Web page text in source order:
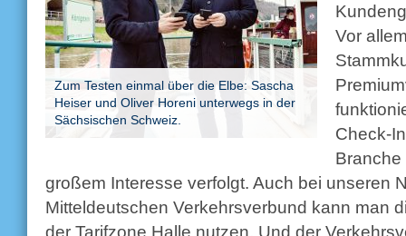
Zum Testen einmal über die Elbe: Sascha
Heiser und Oliver Horeni unterwegs in der
Sächsischen Schweiz.
Vor
Check-
Branche
großem Interesse verfolgt. Auch bei unseren
Mitteldeutschen Verkehrsverbund kann man
der Tarifzone Halle nutzen. Und der